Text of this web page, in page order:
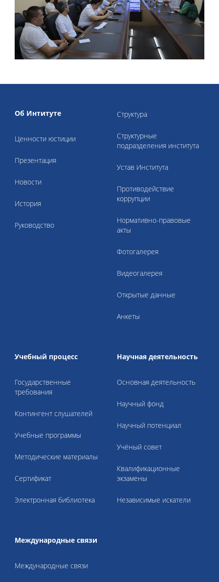
Об Интитуте
Ценности юстиции
Презентация
Новости
История
Руководство
Структура
Структурные
подразделения института
Устав Института
Противодействие
коррупции
Нормативно-правовые
акты
Фотогалерея
Видеогалерея
Открытые данные
Анкеты
Учебный процесс
Государственные
требования
Контингент слушателей
Учебные программы
Методические материалы
Cертификат
Электронная библиотека
Научная деятельность
Основная деятельность
Научный фонд
Научный потенциал
Учёный совет
Квалификационные
экзамены
Независимые искатели
Международные связи
Международные связи